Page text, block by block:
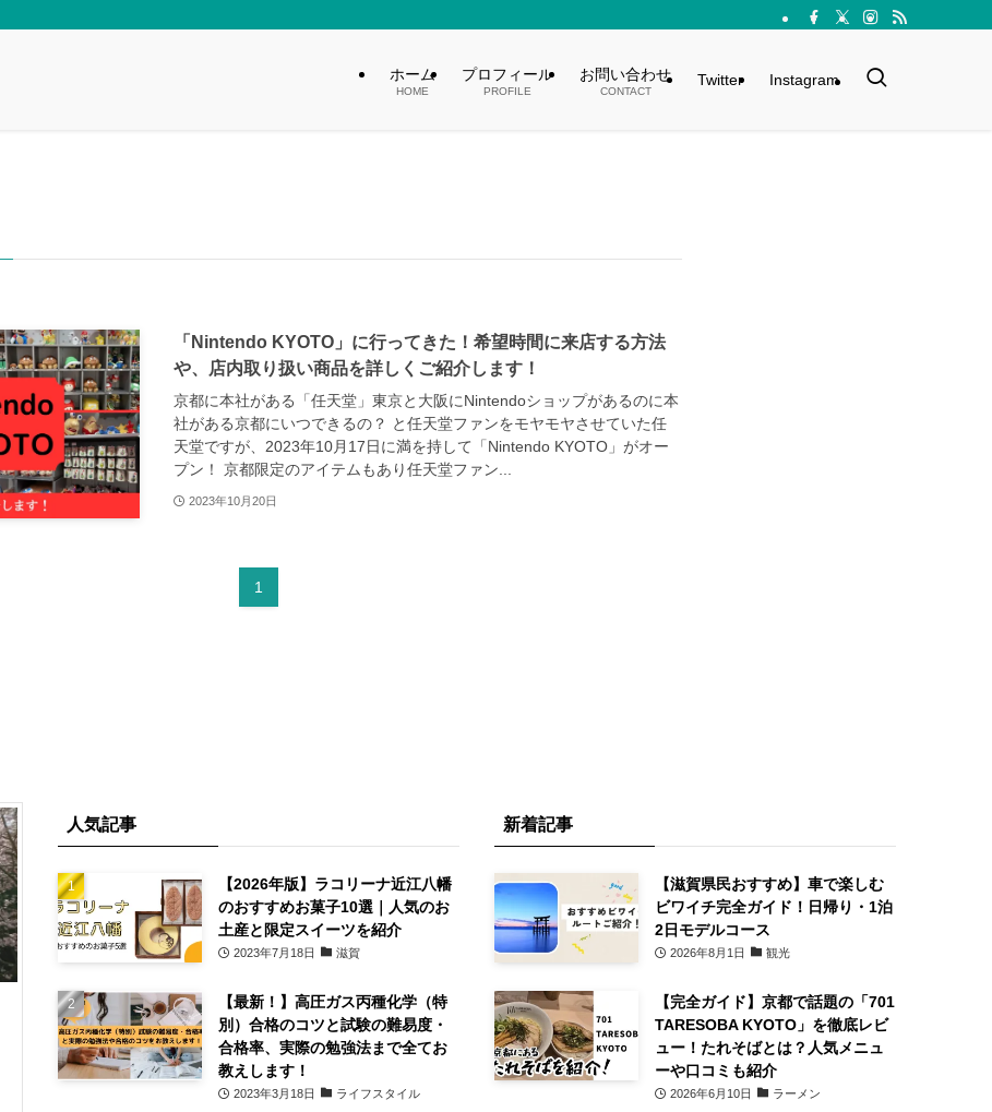
ホーム
HOME
プロフィール
PROFILE
お問い合わせ
CONTACT
Twitter Instagram
「Nintendo KYOTO」に行ってきた！希望時間に来店する方法
や、店内取り扱い商品を詳しくご紹介します！
京都に本社がある「任天堂」東京と大阪にNintendoショップがあるのに本
社がある京都にいつできるの？ と任天堂ファンをモヤモヤさせていた任
天堂ですが、2023年10月17日に満を持して「Nintendo KYOTO」がオー
プン！ 京都限定のアイテムもあり任天堂ファン...
2023年10月20日
1
人気記事
【2026年版】ラコリーナ近江八幡
のおすすめお菓子10選｜人気のお
土産と限定スイーツを紹介
2023年7月18日 滋賀
【最新！】高圧ガス丙種化学（特
別）合格のコツと試験の難易度・
合格率、実際の勉強法まで全てお
教えします！
2023年3月18日 ライフスタイル
新着記事
【滋賀県民おすすめ】車で楽しむ
ビワイチ完全ガイド！日帰り・1泊
2日モデルコース
2026年8月1日 観光
【完全ガイド】京都で話題の「701
TARESOBA KYOTO」を徹底レビ
ュー！たれそばとは？人気メニュ
ーや口コミも紹介
2026年6月10日 ラーメン